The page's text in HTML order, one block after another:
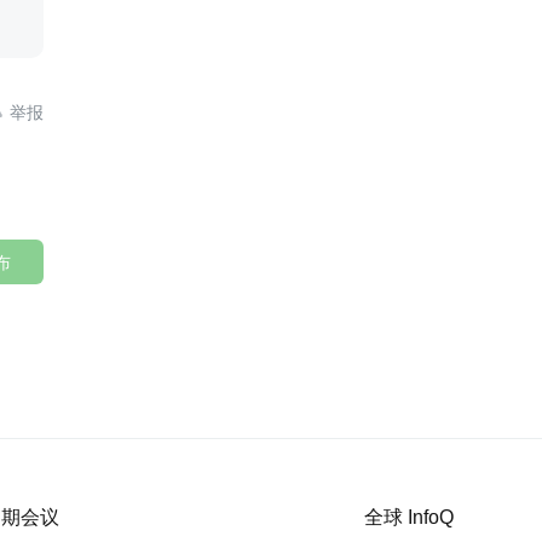
会议 全球 InfoQ